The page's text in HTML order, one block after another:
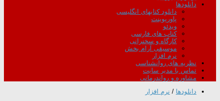
دانلودها
دانلود کتابهای انگلیسی
پاورپوینت
ویدئو
کتاب های فارسی
کارگاه و سخنرانی
موسیقی آرام بخش
نرم افزار
نظریه های روانشناسی
تماس با مدیر سایت
مشاوره و رواندرمانی
دانلودها / نرم افزار